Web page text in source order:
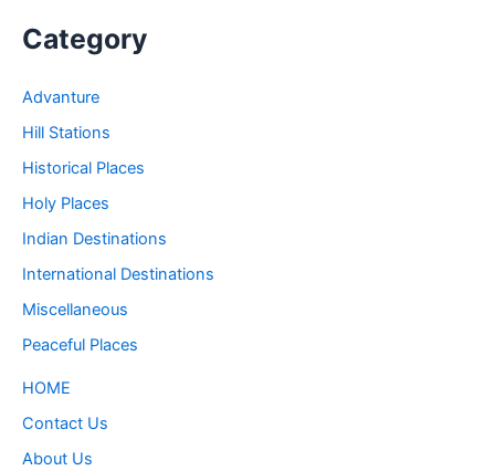
Category
Advanture
Hill Stations
Historical Places
Holy Places
Indian Destinations
International Destinations
Miscellaneous
Peaceful Places
HOME
Contact Us
About Us